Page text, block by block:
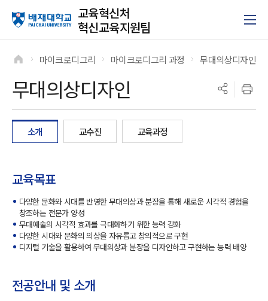
교육혁신처
혁신교육지원팀
무대의상디자인
마이크로디그리 마이크로디그리 과정 무대의상디자인
소개 교수진 교육과정
교육목표
다양한 문화와 시대를 반영한 무대의상과 분장을 통해 새로운 시각적 경험을
창조하는 전문가 양성
무대예술의 시각적 효과를 극대화하기 위한 능력 강화
다양한 시대와 문화의 의상을 자유롭고 창의적으로 구현
디지털 기술을 활용하여 무대의상과 분장을 디자인하고 구현하는 능력 배양
전공안내 및 소개